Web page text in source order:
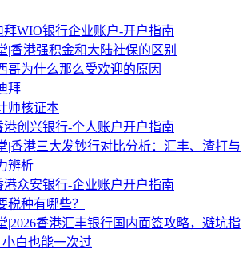
拜WIO银行企业账户-开户指南
|香港强积金和大陆社保的区别
哥为什么那么受欢迎的原因
拜
师核证本
港创兴银行-个人账户开户指南
|香港三大发钞行对比分析：汇丰、渣打与
辨析
港众安银行-企业账户开户指南
税种有哪些？
|2026香港汇丰银行国内面签攻略，避坑指
白也能一次过